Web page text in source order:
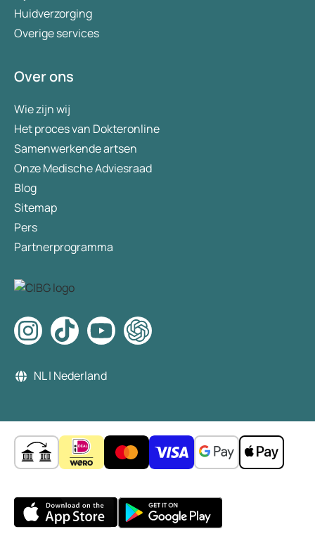
Huidverzorging
Overige services
Over ons
Wie zijn wij
Het proces van Dokteronline
Samenwerkende artsen
Onze Medische Adviesraad
Blog
Sitemap
Pers
Partnerprogramma
NL | Nederland